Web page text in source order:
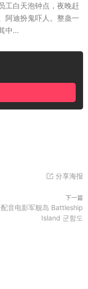
工白天泡钟点，夜晚赶
阿迪扮鬼吓人。整蛊一
中…
分享海报
下一篇
音电影军舰岛 Battleship
Island 군함도